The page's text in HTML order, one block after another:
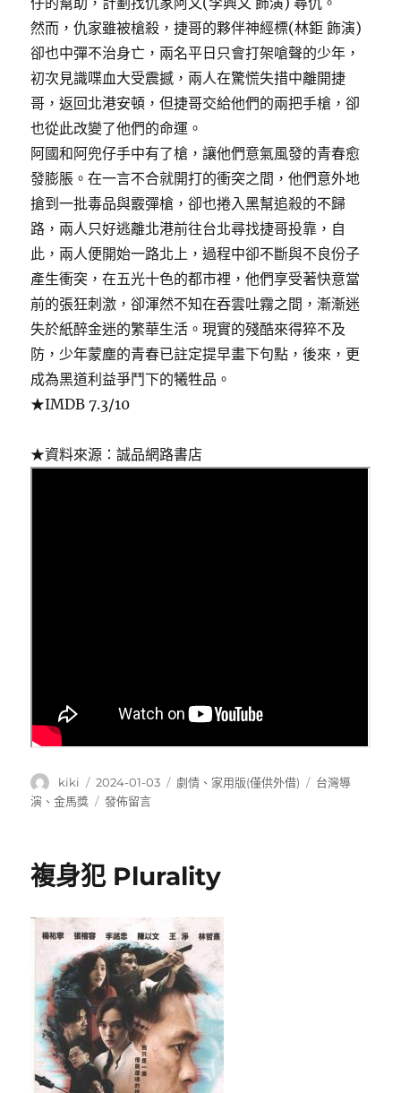
然而，仇家雖被槍殺，捷哥的夥伴神經標(林鉅 飾演)
卻也中彈不治身亡，兩名平日只會打架嗆聲的少年，
初次見識喋血大受震撼，兩人在驚慌失措中離開捷
哥，返回北港安頓，但捷哥交給他們的兩把手槍，卻
也從此改變了他們的命運。
阿國和阿兜仔手中有了槍，讓他們意氣風發的青春愈
發膨脹。在一言不合就開打的衝突之間，他們意外地
搶到一批毒品與霰彈槍，卻也捲入黑幫追殺的不歸
路，兩人只好逃離北港前往台北尋找捷哥投靠，自
此，兩人便開始一路北上，過程中卻不斷與不良份子
產生衝突，在五光十色的都市裡，他們享受著快意當
前的張狂刺激，卻渾然不知在吞雲吐霧之間，漸漸迷
失於紙醉金迷的繁華生活。現實的殘酷來得猝不及
防，少年蒙塵的青春已註定提早畫下句點，後來，更
成為黑道利益爭鬥下的犧牲品。
★IMDB 7.3/10
★資料來源：誠品網路書店
作
者
kiki
發
佈
2024-01-03
分
劇情 、 家用版(僅供外借)
標
台灣導
演 、金馬獎
在
安
angles〉
發佈留言
複身犯 Plurality